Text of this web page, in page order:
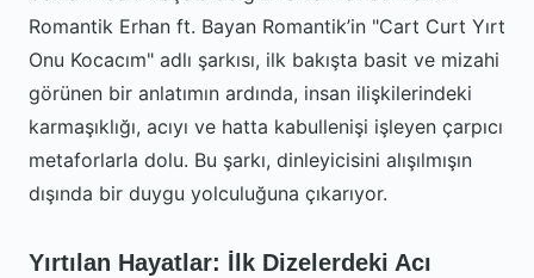
Romantik Erhan ft. Bayan Romantik’in "Cart Curt Yırt
Onu Kocacım" adlı şarkısı, ilk bakışta basit ve mizahi
görünen bir anlatımın ardında, insan ilişkilerindeki
karmaşıklığı, acıyı ve hatta kabullenişi işleyen çarpıcı
metaforlarla dolu. Bu şarkı, dinleyicisini alışılmışın
dışında bir duygu yolculuğuna çıkarıyor.
Yırtılan Hayatlar: İlk Dizelerdeki Acı